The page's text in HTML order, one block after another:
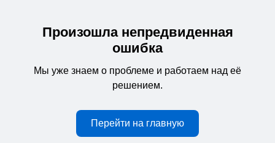
Произошла непредвиденная
ошибка
Мы уже знаем о проблеме и работаем над её
решением.
Перейти на главную